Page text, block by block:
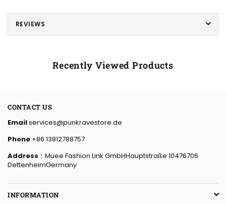
REVIEWS
Recently Viewed Products
CONTACT US
Emailservices@punkravestore.de
Phone +86 13812788757
Address ：Muee Fashion Link GmbHHauptstraße 10476706
DettenheimGermany
INFORMATION